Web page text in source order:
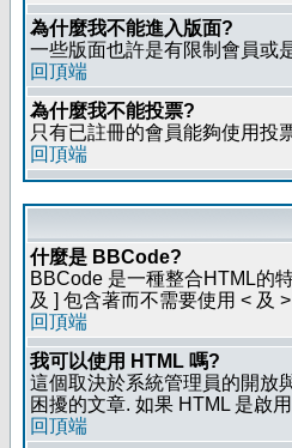
為什麼我不能進入版面?
一些版面也許是有限制會員或
回頂端
為什麼我不能投票?
只有已註冊的會員能夠使用投
回頂端
什麼是 BBCode?
BBCode 是一種整合HTML的
及 ] 包含著而不需要使用 < 及
回頂端
我可以使用 HTML 嗎?
這個取決於系統管理員的開放
困擾的文章. 如果 HTML 是啟
回頂端